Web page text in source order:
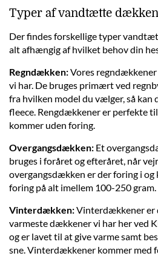
Typer af vandtætte
Der findes forskellige typer
alt afhængig af hvilket behov din
Regndækken:Vores
vi har. De bruges primært ved
fra hvilken model du vælger, så kan
fleece. Rengdækkener er perfekte
kommer uden foring.
Overgangsdækken: Et
bruges i foråret og efteråret, når
overgangsdækken er der foring i og
foring på alt imellem 100-250 gram.
Vinterdækken:Vinterdækkener er
varmeste dækkener vi har her ved
og er lavet til at give varme samt
sne. Vinterdækkener kommer med